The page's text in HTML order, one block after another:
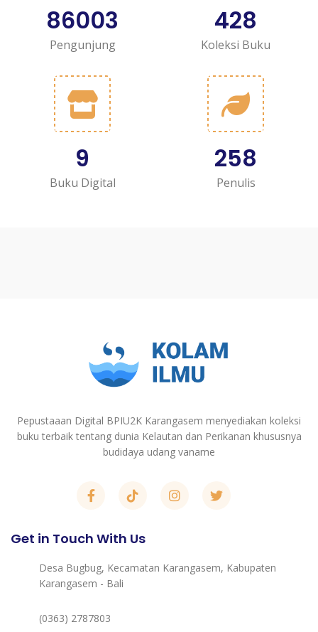
86003
Pengunjung
428
Koleksi Buku
9
Buku Digital
258
Penulis
Pepustaaan Digital BPIU2K Karangasem menyediakan koleksi
buku terbaik tentang dunia Kelautan dan Perikanan khususnya
budidaya udang vaname
Get in Touch With Us
Desa Bugbug, Kecamatan Karangasem, Kabupaten
Karangasem - Bali
(0363) 2787803